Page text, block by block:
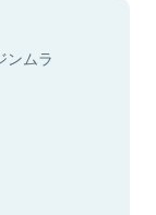
ンムラ